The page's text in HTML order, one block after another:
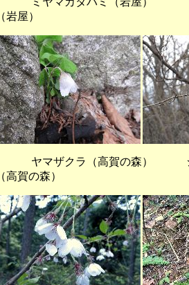
（岩屋）
ヤマザクラ（高賀の森） ショ
（高賀の森）